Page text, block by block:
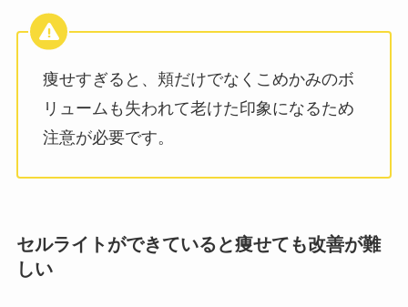
痩せすぎると、頬だけでなくこめかみのボ
リュームも失われて老けた印象になるため
注意が必要です。
セルライトができていると痩せても改善が難
しい